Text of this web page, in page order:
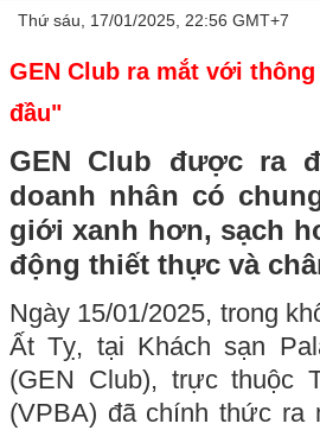
Thứ sáu, 17/01/2025, 22:56 GMT+7
GEN Club ra mắt với
đầu"
GEN Club được ra
doanh nhân có
giới xanh hơn, sạch
động thiết thực và
Ngày 15/01/2025, trong
Ất Tỵ, tại Khách sạn
(GEN Club), trực thuộc
(VPBA) đã chính thức